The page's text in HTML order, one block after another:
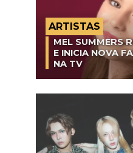
ARTISTAS
MEL SUMMERS
E INICIA NOVA
NA TV